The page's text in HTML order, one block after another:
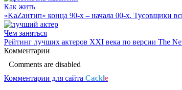
Как жить
«KaZaнтип» конца 90-х – начала 00-х. Тусовщики
Чем заняться
Рейтинг лучших актеров XXI века по версии The
Комментарии
Comments are disabled
Комментарии для сайта Cackle